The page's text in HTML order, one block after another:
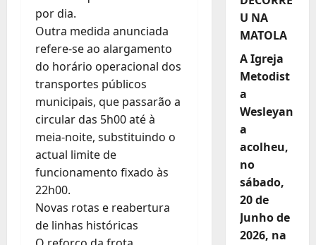
por dia.
Outra medida anunciada
refere-se ao alargamento
do horário operacional dos
transportes públicos
municipais, que passarão a
circular das 5h00 até à
meia-noite, substituindo o
actual limite de
funcionamento fixado às
22h00.
Novas rotas e reabertura
de linhas históricas
U NA
MATOLA
A Igreja
Metodist
a
Wesleyan
a
acolheu,
no
sábado,
20 de
Junho de
2026, na